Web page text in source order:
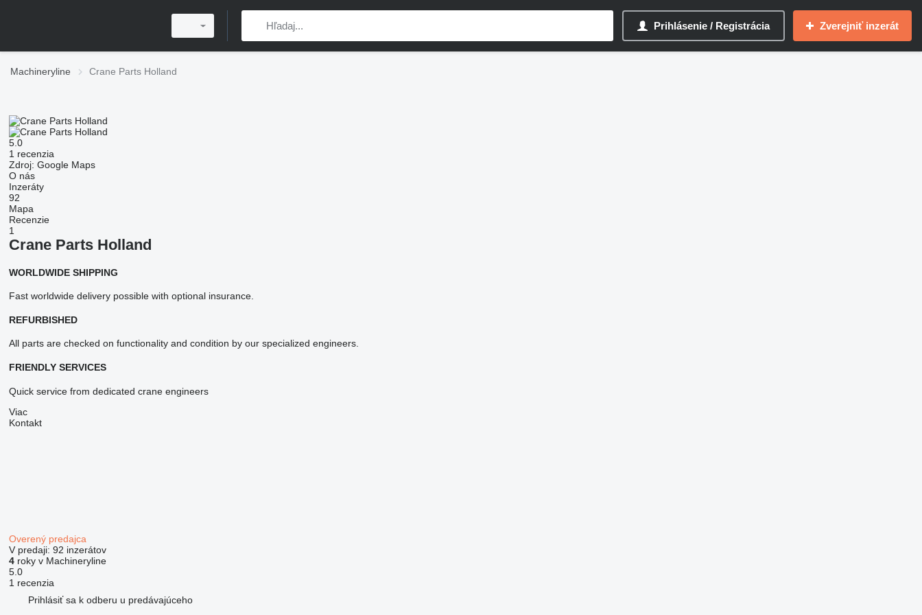
Prihlásenie / Registrácia Zverejniť inzerát
Machineryline Crane Parts Holland
5.0
1 recenzia
Zdroj: Google Maps
O nás
Inzeráty
92
Mapa
Recenzie
1
Crane Parts Holland
WORLDWIDE SHIPPING
Fast worldwide delivery possible with optional insurance.
REFURBISHED
All parts are checked on functionality and condition by our specialized engineers.
FRIENDLY SERVICES
Quick service from dedicated crane engineers
Viac
Kontakt
Overený predajca
V predaji: 92 inzerátov
4roky v Machineryline
5.0
1 recenzia
Prihlásiť sa k odberu u predávajúceho